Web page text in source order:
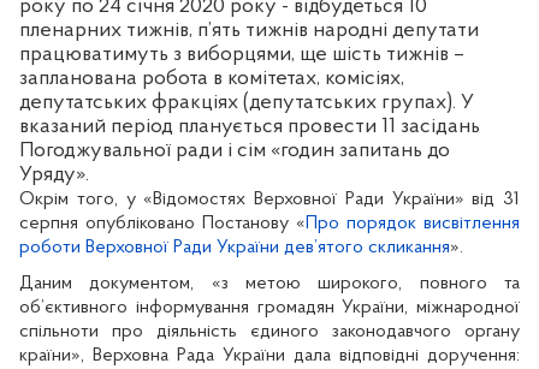
року по 24 січня 2020 року - відбудеться 10
пленарних тижнів, п’ять тижнів народні депутати
працюватимуть з виборцями, ще шість тижнів –
запланована робота в комітетах, комісіях,
депутатських фракціях (депутатських групах). У
вказаний період планується провести 11 засідань
Погоджувальної ради і сім «годин запитань до
Уряду».
Окрім того, у «Відомостях Верховної Ради України» від 31
серпня опубліковано Постанову « Про порядок висвітлення
роботи Верховної Ради України дев’ятого скликання».
Даним документом, «з метою широкого, повного та
об’єктивного інформування громадян України, міжнародної
спільноти про діяльність єдиного законодавчого органу
країни», Верховна Рада України дала відповідні доручення: